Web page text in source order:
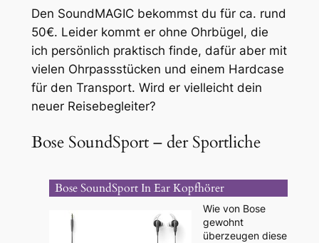
Den SoundMAGIC bekommst du für ca. rund
50€. Leider kommt er ohne Ohrbügel, die
ich persönlich praktisch finde, dafür aber mit
vielen Ohrpassstücken und einem Hardcase
für den Transport. Wird er vielleicht dein
neuer Reisebegleiter?
Bose SoundSport – der Sportliche
Bose SoundSport In Ear Kopfhörer
Wie von Bose
gewohnt
überzeugen diese